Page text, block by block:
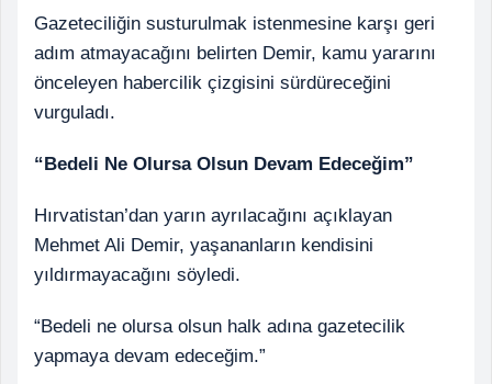
Gazeteciliğin susturulmak istenmesine karşı geri
adım atmayacağını belirten Demir, kamu yararını
önceleyen habercilik çizgisini sürdüreceğini
vurguladı.
“Bedeli Ne Olursa Olsun Devam Edeceğim”
Hırvatistan’dan yarın ayrılacağını açıklayan
Mehmet Ali Demir, yaşananların kendisini
yıldırmayacağını söyledi.
“Bedeli ne olursa olsun halk adına gazetecilik
yapmaya devam edeceğim.”